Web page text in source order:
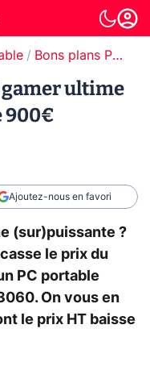
Bons plans PC portable
gamer ultime
900€
Ajoutez-nous en favori
(sur)puissante ?
le prix du
PC portable
On vous en
le prix HT baisse